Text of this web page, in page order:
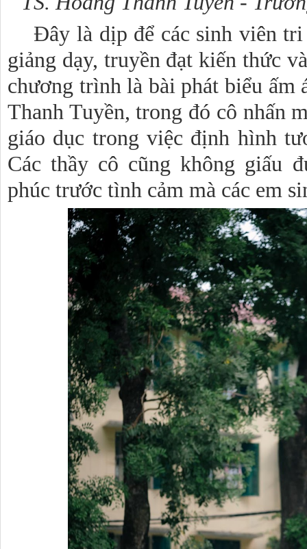
Đây là dịp để các sinh viên tri
giảng dạy, truyền đạt kiến thức
chương trình là bài phát biểu ấm
Thanh Tuyền, trong đó cô nhấn
giáo dục trong việc định hình
Các thầy cô cũng không giấu
phúc trước tình cảm mà các em